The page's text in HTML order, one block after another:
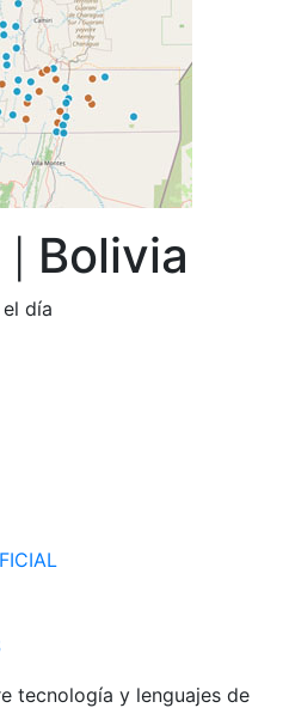
Bolivia
día
tecnología y lenguajes de